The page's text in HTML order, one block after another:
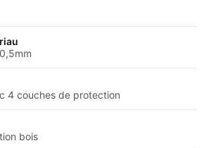
4 couches de protection
bois